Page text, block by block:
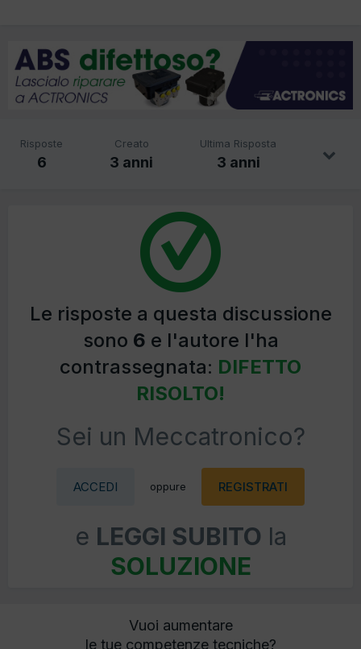
Risposte
6
Creato
3 anni
Ultima Risposta
3 anni
Le risposte a questa discussione
sono 6 e l'autore l'ha
contrassegnata: DIFETTO
RISOLTO!
Sei un Meccatronico?
ACCEDI oppure REGISTRATI
e LEGGI SUBITO la
SOLUZIONE
Vuoi aumentare
le tue competenze tecniche?